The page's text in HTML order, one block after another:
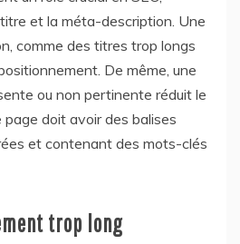
et la méta-description. Une
comme des titres trop longs
De même, une
ou non pertinente réduit le
page doit avoir des balises
et contenant des mots-clés
trop long